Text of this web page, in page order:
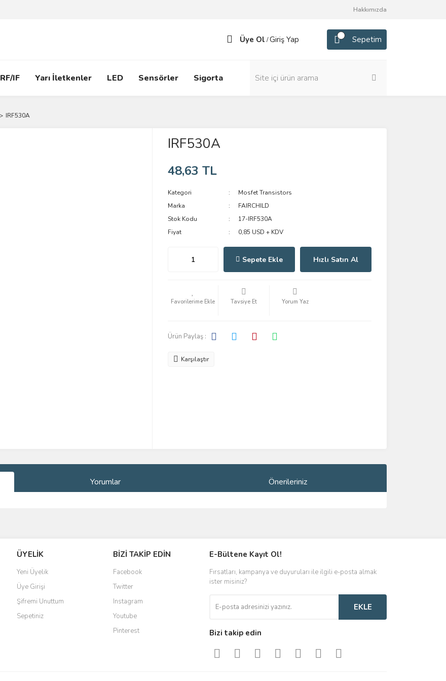
Hakkımızda
Üye Ol /Giriş Yap Sepetim
RF/IF Yarı İletkenler LED Sensörler Sigorta
IRF530A
IRF530A
48,63 TL
Kategori
Mosfet Transistors
Marka
FAIRCHILD
Stok Kodu
17-IRF530A
Fiyat
0,85 USD + KDV
Sepete Ekle Hızlı Satın Al
Tavsiye Et Yorum Yaz
Ürün Paylaş :
Karşılaştır
Yorumlar Önerileriniz
ÜYELİK
Yeni Üyelik
Üye Girişi
Şifremi Unuttum
Sepetiniz
BİZİ TAKİP EDİN
Facebook
Twitter
Instagram
Youtube
Pinterest
E-Bültene Kayıt Ol!
Fırsatları, kampanya ve duyuruları ile ilgili e-posta almak
ister misiniz?
EKLE
Bizi takip edin